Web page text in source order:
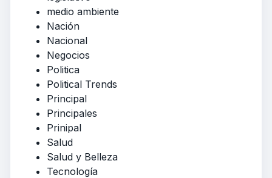
medio ambiente
Nación
Nacional
Negocios
Politica
Political Trends
Principal
Principales
Prinipal
Salud
Salud y Belleza
Tecnología